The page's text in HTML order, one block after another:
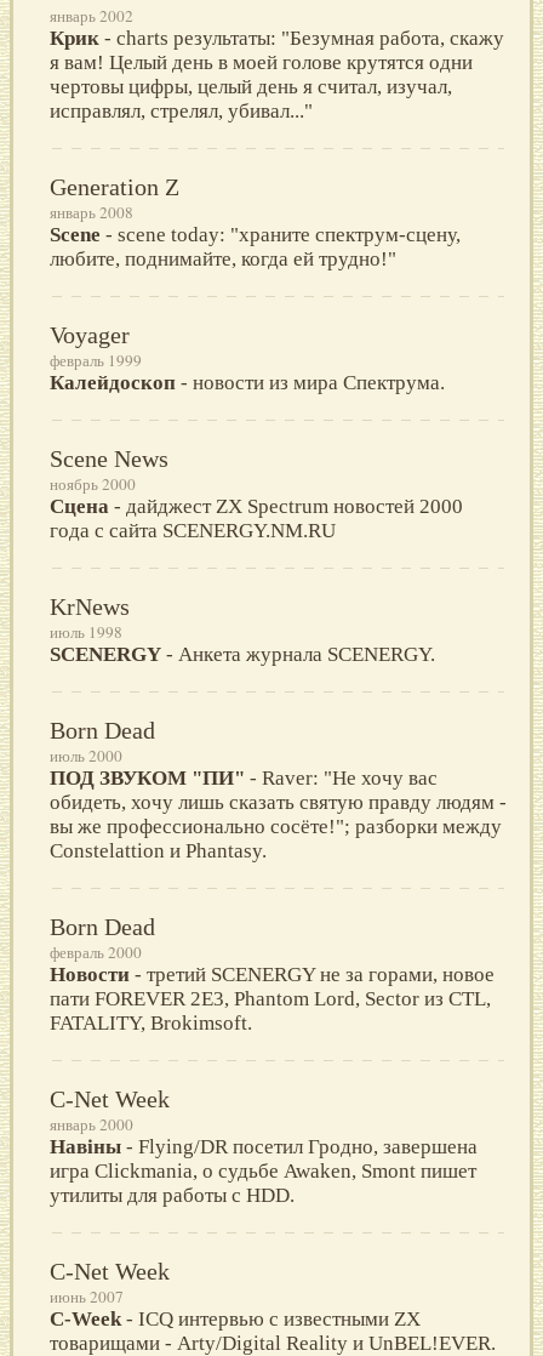
январь 2002
Крик - charts результаты: "Безумная работа, скажу
я вам! Целый день в моей голове крутятся одни
чертовы цифры, целый день я считал, изучал,
исправлял, стрелял, убивал..."
Generation Z
январь 2008
Scene - scene today: "храните спектрум-сцену,
любите, поднимайте, когда ей трудно!"
Voyager
февраль 1999
Калейдоскоп - новости из мира Спектрума.
Scene News
ноябрь 2000
Сцена - дайджест ZX Spectrum новостей 2000
года с сайта SCENERGY.NM.RU
KrNews
июль 1998
SCENERGY - Анкета журнала SCENERGY.
Born Dead
июль 2000
ПОД ЗВУКОМ "ПИ" - Raver: "Не хочу вас
обидеть, хочу лишь сказать святую правду людям -
вы же профессионально сосёте!"; разборки между
Constelattion и Phantasy.
Born Dead
февраль 2000
Новости - третий SCENERGY не за горами, новое
пати FOREVER 2E3, Phantom Lord, Sector из CTL,
FATALITY, Brokimsoft.
C-Net Week
январь 2000
Навiны - Flying/DR посетил Гродно, завершена
игра Сlickmania, о судьбе Awaken, Smont пишет
утилиты для работы с HDD.
C-Net Week
июнь 2007
С-Week- ICQ интервью с известными ZX
товарищами - Arty/Digital Reality и UnBEL!EVER.